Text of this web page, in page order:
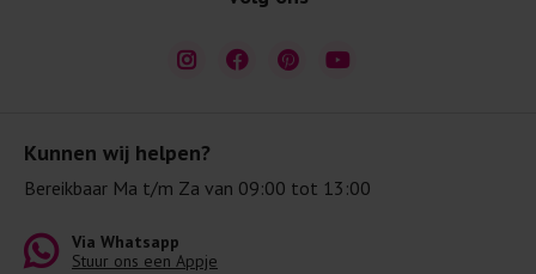
Kunnen wij helpen?
Bereikbaar Ma t/m Za van 09:00 tot 13:00
Via Whatsapp
Stuur ons een Appje